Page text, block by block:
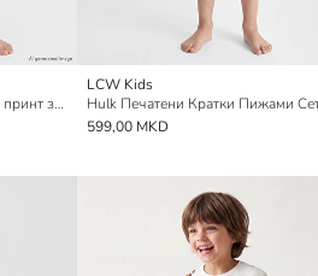
Краток сет пижами со New York принт за момчиња
LCW Kids
599,00 MKD